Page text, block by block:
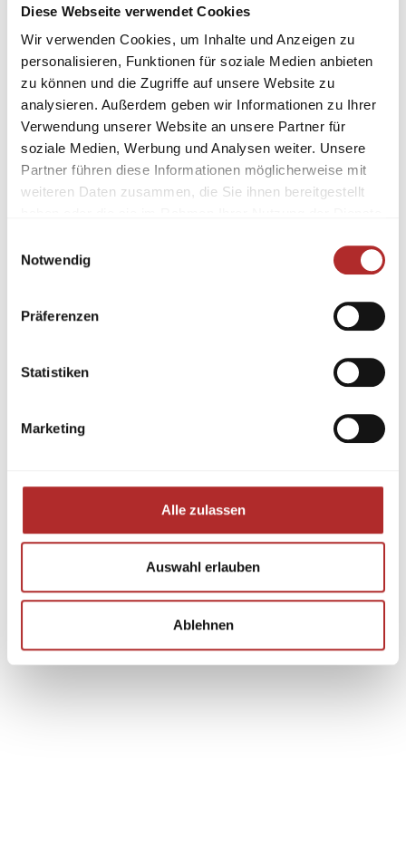
Diese Webseite verwendet Cookies
Wir verwenden Cookies, um Inhalte und Anzeigen zu
personalisieren, Funktionen für soziale Medien anbieten
zu können und die Zugriffe auf unsere Website zu
analysieren. Außerdem geben wir Informationen zu Ihrer
Verwendung unserer Website an unsere Partner für
soziale Medien, Werbung und Analysen weiter. Unsere
Partner führen diese Informationen möglicherweise mit
weiteren Daten zusammen, die Sie ihnen bereitgestellt
Notwendig
Präferenzen
Statistiken
Marketing
Alle zulassen
Auswahl erlauben
Ablehnen